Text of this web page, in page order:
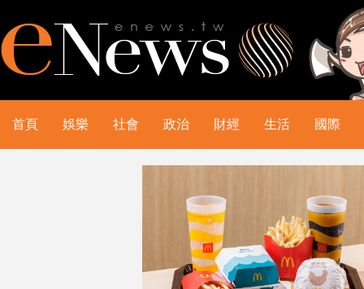
首頁 娛樂 社會 政治 財經 生活 國際